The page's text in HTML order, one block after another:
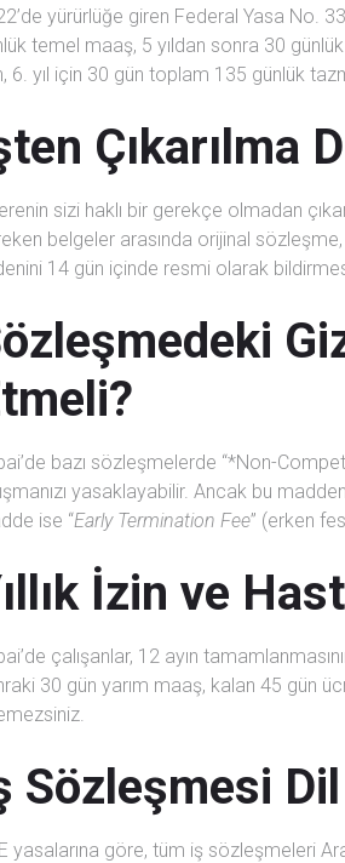
yürürlüğe giren Federal Yasa No.
temel maaş, 5 yıldan sonra 30
6. yıl için 30 gün toplam 135 günlük
Çıkarılma
sizi haklı bir gerekçe olmadan
belgeler arasında orijinal
14 gün içinde resmi olarak
bazı sözleşmelerde “*Non-
yasaklayabilir. Ancak bu
ise “Early Termination Fee” (erken
İzin ve
çalışanlar, 12 ayın
30 gün yarım maaş, kalan 45 gün
Sözleşmesi
yasalarına göre, tüm iş sözleşmeleri